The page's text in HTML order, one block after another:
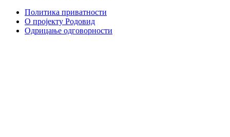
Политика приватности
О пројекту Родовид
Одрицање одговорности